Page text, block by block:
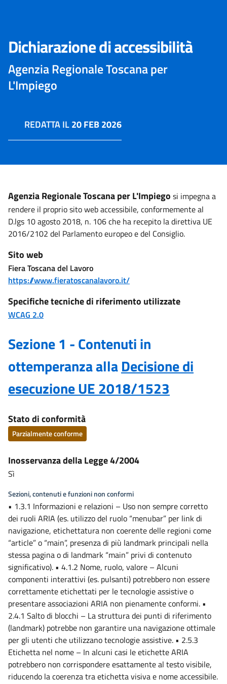
Dichiarazione di accessibilità
Agenzia Regionale Toscana per
L'Impiego
REDATTA IL20 FEB 2026
Agenzia Regionale Toscana per L'Impiego si impegna a
rendere il proprio sito web accessibile, conformemente al
D.lgs 10 agosto 2018, n. 106 che ha recepito la direttiva UE
2016/2102 del Parlamento europeo e del Consiglio.
Sito web
Fiera Toscana del Lavoro
https://www.fieratoscanalavoro.it/
Specifiche tecniche di riferimento utilizzate
WCAG 2.0
Sezione 1 - Contenuti in
ottemperanza allaDecisione di
esecuzione UE 2018/1523
Stato di conformità
Parzialmente conforme
Inosservanza della Legge 4/2004
Sì
Sezioni, contenuti e funzioni non conformi
• 1.3.1 Informazioni e relazioni – Uso non sempre corretto
dei ruoli ARIA (es. utilizzo del ruolo “menubar” per link di
navigazione, etichettatura non coerente delle regioni come
“article” o “main”, presenza di più landmark principali nella
stessa pagina o di landmark “main” privi di contenuto
significativo). • 4.1.2 Nome, ruolo, valore – Alcuni
componenti interattivi (es. pulsanti) potrebbero non essere
correttamente etichettati per le tecnologie assistive o
presentare associazioni ARIA non pienamente conformi. •
2.4.1 Salto di blocchi – La struttura dei punti di riferimento
(landmark) potrebbe non garantire una navigazione ottimale
per gli utenti che utilizzano tecnologie assistive. • 2.5.3
Etichetta nel nome – In alcuni casi le etichette ARIA
potrebbero non corrispondere esattamente al testo visibile,
riducendo la coerenza tra etichetta visiva e nome accessibile.